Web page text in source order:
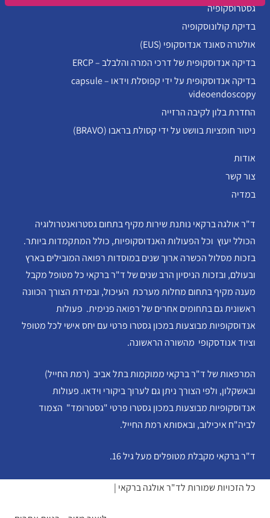
גסטרוסקופיה
בדיקת קולונוסקופיה
אולטרה סאונד אנדוסקופי (EUS)
בדיקה אנדוסקופית של דרכי המרה והלבלב – ERCP
בדיקה אנדוסקופית על ידי קפוסלת וידאו – capsule
videoendoscopy
החדרת בלון לקיבה הרזייה
ניטור חומציות בוושט על ידי קסולת בראבו (BRAVO)
אודות
צור קשר
במדיה
ד"ר אולגה ברקאי נותנת שירות מקיף בתחום גסטרואנטרולוגיה
הכולל יעוץ וכל הפעולות האנדוסקופיות, כולל המתקמדות ביותר.
בזכות מסלול הכשרה ארוך שנים במוסדות רפואה המובילים בארץ
ובעולם, ובזכות הניסיון הרב שנים של ד"ר ברקאי כל מטופל מקבל
מענה מקיף בתחום מחלות מערכת העיכול, ובמידת הצורך הכוונה
ראשונית גם בתחומים אחרים של רפואה פנימית. פעולות
אנדוסקופיות מבוצעות במכון גסטרו פרטי עם יחס אישי לכל מטופל
וציוד אנודסקופי מהשורה הראשונה.
המרפאות של ד"ר ברקאי ממוקמות בתל אביב (רמת החייל)
ובאשקלון, ולפי הצורך ניתן גם לערוך ביקורי וידאו. פעולות
אנדוסקופיות מבוצעות במכון גסטרו פרטי "גסטרומד" הצמוד
לביה"ח איכילוב, ובאסותא רמת החייל.
ד"ר ברקאי מקבלת מטופלים מעל גיל 16.
כל הזכויות שמורות לד"ר אולגה ברקאי |